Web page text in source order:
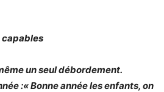
un seul débordement.
:«Bonne année les enfants, on